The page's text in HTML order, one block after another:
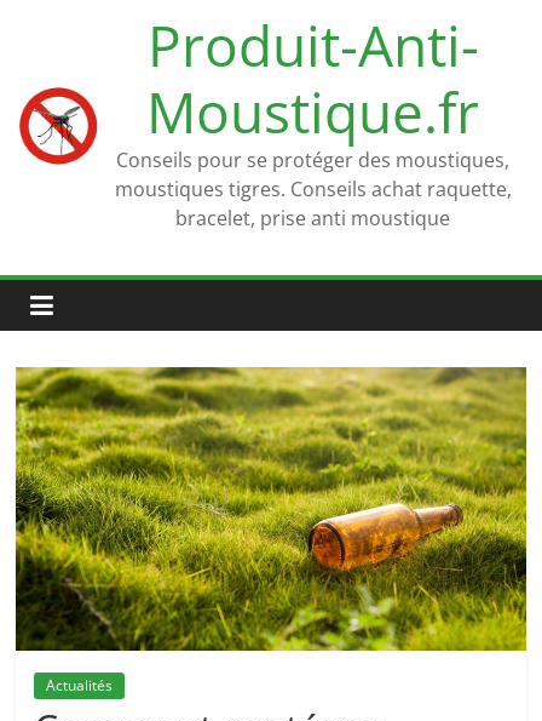
Produit-Anti-
Moustique.fr
Conseils pour se protéger des moustiques,
moustiques tigres. Conseils achat raquette,
bracelet, prise anti moustique
Actualités